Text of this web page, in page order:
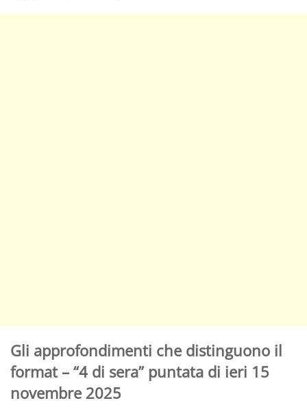
Gli approfondimenti che distinguono il
format – “4 di sera” puntata di ieri 15
novembre 2025